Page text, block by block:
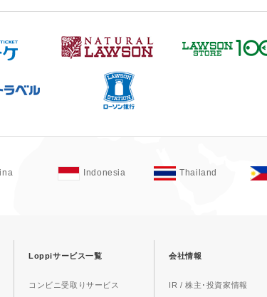
Indonesia Thailand
Loppiサービス一覧
コンビニ受取りサービス
会社情報
IR / 株主･投資家情報